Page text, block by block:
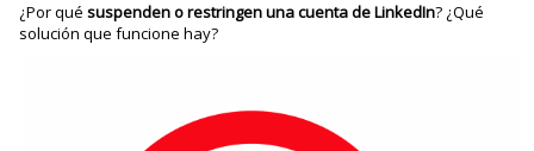
¿Por quésuspenden o restringen una cuenta de LinkedIn? ¿Qué
solución que funcione hay?